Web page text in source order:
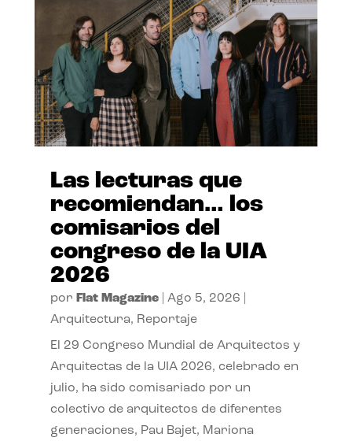
Las lecturas que
recomiendan… los
comisarios del
congreso de la UIA
2026
por Flat Magazine| Ago 5, 2026
Arquitectura, Reportaje
El 29 Congreso Mundial de Arquitectos y
Arquitectas de la UIA 2026, celebrado en
julio, ha sido comisariado por un
colectivo de arquitectos de diferentes
generaciones, Pau Bajet, Mariona